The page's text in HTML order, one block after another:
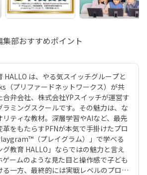
集部おすすめポイント
HALLO は、やる気スイッチグループと
プリファードネットワークス）が共
弁会社、株式会社YPスイッチが運営す
ミングスクールです。その魅力は、な
ティな教材。深層学習やAIなど、最先
をもたらすPFNが本気で手掛けたプロ
（プレイグラム）」で学べる
教育 HALLO」ならではの魅力と言え
ームのような見た目と操作感で子ども
一方、最終的には実戦レベルのプログ